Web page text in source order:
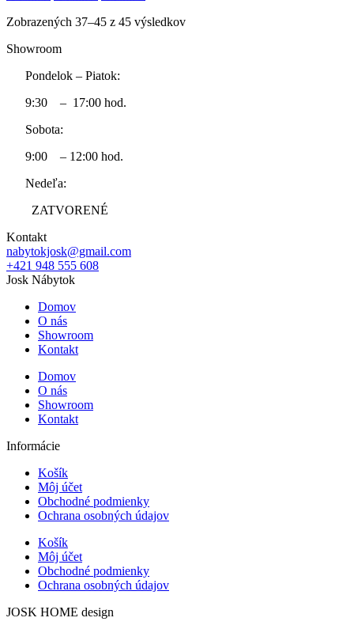
Zobrazených 37–45 z 45 výsledkov
Showroom
Pondelok – Piatok:
9:30 – 17:00 hod.
Sobota:
9:00 – 12:00 hod.
Nedeľa:
ZATVORENÉ
Kontakt
nabytokjosk@gmail.com
+421 948 555 608
Josk Nábytok
Domov
O nás
Showroom
Kontakt
Domov
O nás
Showroom
Kontakt
Informácie
Košík
Môj účet
Obchodné podmienky
Ochrana osobných údajov
Košík
Môj účet
Obchodné podmienky
Ochrana osobných údajov
JOSK HOME design